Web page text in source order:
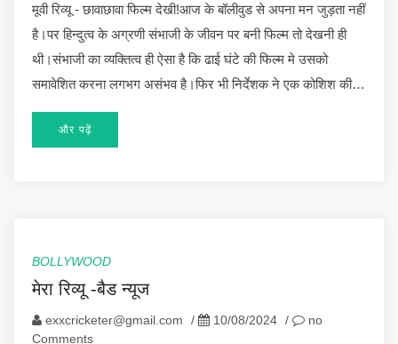
मूवी रिव्यू - छावाछावा फिल्म देखी!आज के बॉलीवुड से अपना मन जुड़ता नहीं
है।पर हिन्दुत्व के अग्रणी संभाजी के जीवन पर बनी फिल्म तो देखनी ही
थी।संभाजी का व्यक्तित्व ही ऐसा है कि ढाई घंटे की फिल्म मे उसको
समावेशित करना लगभग असंभव है।फिर भी निर्देशक ने एक कोशिश की…
और पढ़ें
BOLLYWOOD
मेरा रिव्यू -बैड न्यूज
exxcricketer@gmail.com / 10/08/2024 /
no
Comments